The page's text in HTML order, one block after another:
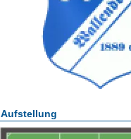
Aufstellung